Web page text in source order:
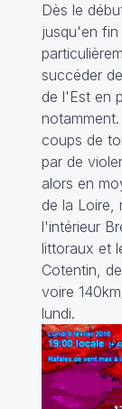
Dès le
jusqu'en fin
succéder
de l'Est en
coups de
par de
alors en
de la Loire,
l'intérieur
littoraux et
Cotentin,
voire
lundi.